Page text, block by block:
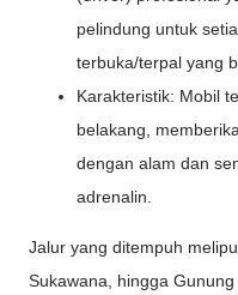
pelindung untuk
terbuka/terpal yang
Karakteristik: Mobil
belakang,
dengan alam dan
adrenalin.
Jalur yang ditempuh
Sukawana, hingga